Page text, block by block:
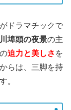
ドラマチックで
埠頭の夜景の主
迫力と美しさ を
らは、三脚を持
。